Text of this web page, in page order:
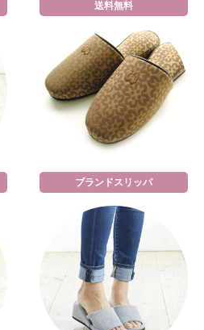
送料無料
ブランドスリッパ